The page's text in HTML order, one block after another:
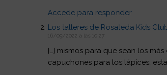
Accede para responder
Los talleres de Rosaleda Kids
16/09/2022 a las 10:27
[…] mismos para que sean los
capuchones para los lápices,